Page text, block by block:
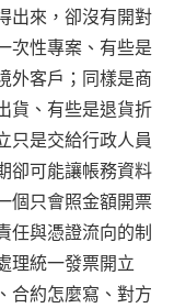
出來，卻沒有開對
次性專案、有些是
外客戶；同樣是商
貨、有些是退貨折
只是交給行政人員
卻可能讓帳務資料
個只會照金額開票
任與憑證流向的制
理統一發票開立
合約怎麼寫、對方